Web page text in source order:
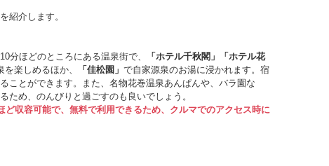
紹介します。
分ほどのところにある温泉街で、
「ホテル千秋閣」「ホテル花
楽しめるほか、 「佳松園」 で自家源泉のお湯に浸かれます。宿
ことができます。また、名物花巻温泉あんぱんや、バラ園な
ため、のんびりと過ごすのも良いでしょう。
ど収容可能で、無料で利用できるため、クルマでのアクセス時に